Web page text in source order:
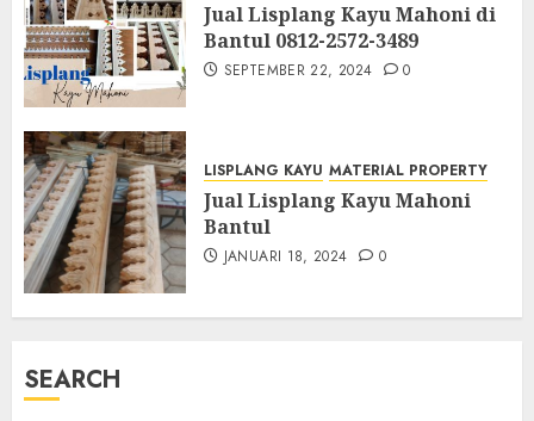
Jual Lisplang Kayu Mahoni di
Bantul 0812-2572-3489
SEPTEMBER 22, 2024 0
LISPLANG KAYU MATERIAL PROPERTY
Jual Lisplang Kayu Mahoni
Bantul
JANUARI 18, 2024 0
SEARCH